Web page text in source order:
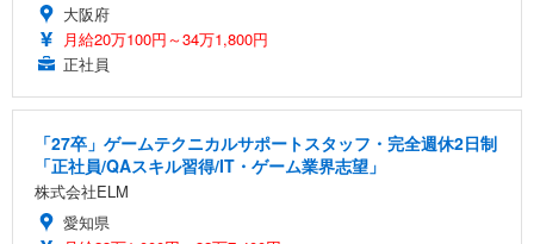
大阪府
月給20万100円～34万1,800円
正社員
「27卒」ゲームテクニカルサポートスタッフ・完全週休2日制
「正社員/QAスキル習得/IT・ゲーム業界志望」
株式会社ELM
愛知県